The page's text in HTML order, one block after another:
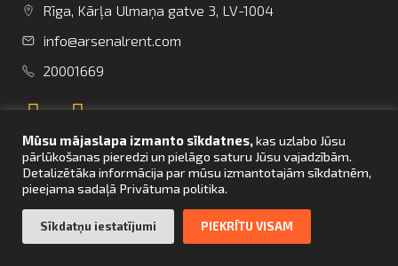
info@arsenalrent.com
Lietuva Latvija Igaunija
Rīga, Kārļa Ulmaņa gatve 3, LV-1004
info@arsenalrent.com
20001669
UZ SĀKUMU
© Arsenal Tehnikas noma 2021. Visas tiesības aizsargātas. Mājaslapas
izstrāde –bettrweb.com
Mūsu mājaslapa izmanto sīkdatnes,kas uzlabo Jūsu
pārlūkošanas pieredzi un pielāgo saturu Jūsu vajadzībām.
Detalizētāka informācija par mūsu izmantotajām sīkdatnēm,
pieejama sadaļā Privātuma politika.
Sīkdatņu iestatījumi PIEKRĪTU VISAM